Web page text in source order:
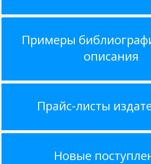
Примеры
описания
Прайс-листы
Новые